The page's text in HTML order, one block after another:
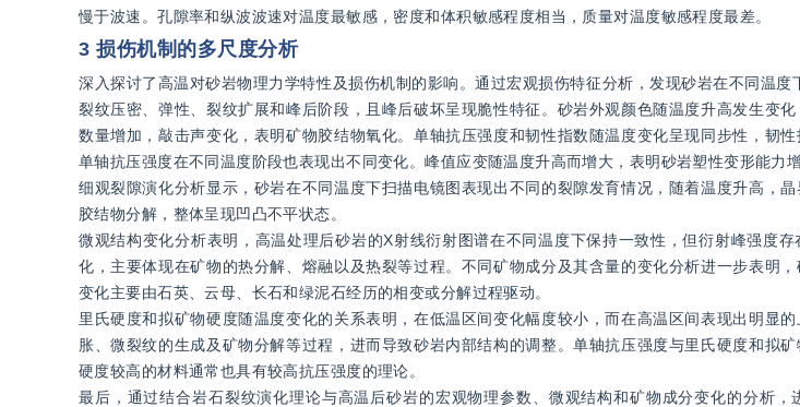
慢于波速。孔隙率和纵波波速对温度最敏感，密度和体积敏感程度相当，质量对温度敏感程度最差。
3 损伤机制的多尺度分析
深入探讨了高温对砂岩物理力学特性及损伤机制的影响。通过宏观损伤特征分析，发现砂岩在不同温度
裂纹压密、弹性、裂纹扩展和峰后阶段，且峰后破坏呈现脆性特征。砂岩外观颜色随温度升高发生变
数量增加，敲击声变化，表明矿物胶结物氧化。单轴抗压强度和韧性指数随温度变化呈现同步性，韧
单轴抗压强度在不同温度阶段也表现出不同变化。峰值应变随温度升高而增大，表明砂岩塑性变形能力增
细观裂隙演化分析显示，砂岩在不同温度下扫描电镜图表现出不同的裂隙发育情况，随着温度升高，
胶结物分解，整体呈现凹凸不平状态。
微观结构变化分析表明，高温处理后砂岩的X射线衍射图谱在不同温度下保持一致性，但衍射峰强度
化，主要体现在矿物的热分解、熔融以及热裂等过程。不同矿物成分及其含量的变化分析进一步表明
变化主要由石英、云母、长石和绿泥石经历的相变或分解过程驱动。
里氏硬度和拟矿物硬度随温度变化的关系表明，在低温区间变化幅度较小，而在高温区间表现出明显
胀、微裂纹的生成及矿物分解等过程，进而导致砂岩内部结构的调整。单轴抗压强度与里氏硬度和拟
硬度较高的材料通常也具有较高抗压强度的理论。
最后，通过结合岩石裂纹演化理论与高温后砂岩的宏观物理参数、微观结构和矿物成分变化的分析